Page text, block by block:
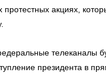
акциях,
телеканалы
президента в